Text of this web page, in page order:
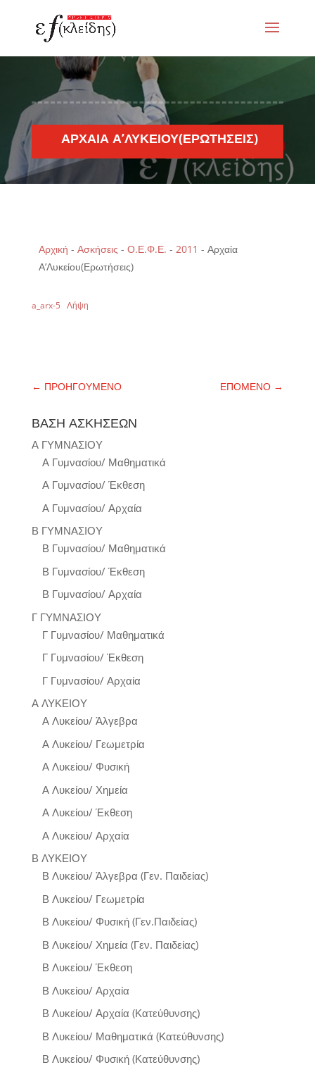
ΑΡΧΑΊΑ Α’ΛΥΚΕΊΟΥ(ΕΡΩΤΉΣΕΙΣ)
Αρχική - Ασκήσεις - Ο.Ε.Φ.Ε. - 2011 - Αρχαία
Α’Λυκείου(Ερωτήσεις)
a_arx-5 Λήψη
← ΠΡΟΗΓΟΥΜΕΝΟ ΕΠΟΜΕΝΟ →
ΒΑΣΗ ΑΣΚΗΣΕΩΝ
Α ΓΥΜΝΑΣΙΟΥ
Α Γυμνασίου/ Μαθηματικά
Α Γυμνασίου/ Έκθεση
Α Γυμνασίου/ Αρχαία
Β ΓΥΜΝΑΣΙΟΥ
Β Γυμνασίου/ Μαθηματικά
Β Γυμνασίου/ Έκθεση
Β Γυμνασίου/ Αρχαία
Γ ΓΥΜΝΑΣΙΟΥ
Γ Γυμνασίου/ Μαθηματικά
Γ Γυμνασίου/ Έκθεση
Γ Γυμνασίου/ Αρχαία
Α ΛΥΚΕΙΟΥ
Α Λυκείου/ Άλγεβρα
Α Λυκείου/ Γεωμετρία
Α Λυκείου/ Φυσική
Α Λυκείου/ Χημεία
Α Λυκείου/ Έκθεση
Α Λυκείου/ Αρχαία
Β ΛΥΚΕΙΟΥ
Β Λυκείου/ Άλγεβρα (Γεν. Παιδείας)
Β Λυκείου/ Γεωμετρία
Β Λυκείου/ Φυσική (Γεν.Παιδείας)
Β Λυκείου/ Χημεία (Γεν. Παιδείας)
Β Λυκείου/ Έκθεση
Β Λυκείου/ Αρχαία
Β Λυκείου/ Αρχαία (Κατεύθυνσης)
Β Λυκείου/ Μαθηματικά (Κατεύθυνσης)
Β Λυκείου/ Φυσική (Κατεύθυνσης)